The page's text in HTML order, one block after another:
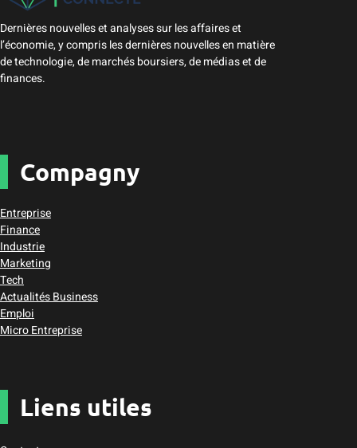
Dernières nouvelles et analyses sur les affaires et
l’économie, y compris les dernières nouvelles en matière
de technologie, de marchés boursiers, de médias et de
finances.
Compagny
Entreprise
Finance
Industrie
Marketing
Tech
Actualités Business
Emploi
Micro Entreprise
Liens utiles